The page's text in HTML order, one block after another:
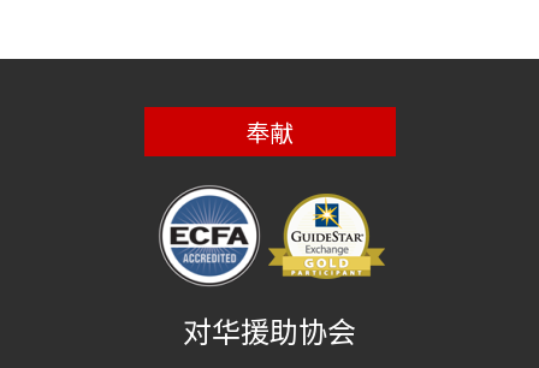
奉献
对华援助协会